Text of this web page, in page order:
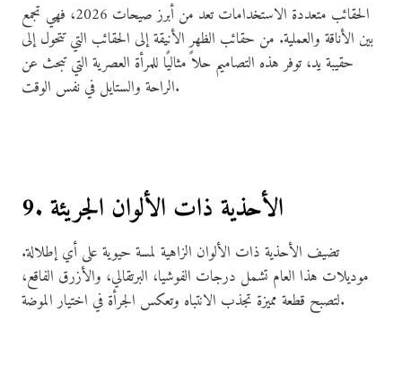
الحقائب متعددة الاستخدامات تعد من أبرز صيحات 2026، فهي تجمع
بين الأناقة والعملية. من حقائب الظهر الأنيقة إلى الحقائب التي تتحول إلى
حقيبة يد، توفر هذه التصاميم حلاً مثاليًا للمرأة العصرية التي تبحث عن
الراحة والستايل في نفس الوقت.
9. الأحذية ذات الألوان الجريئة
تضيف الأحذية ذات الألوان الزاهية لمسة حيوية على أي إطلالة.
موديلات هذا العام تشمل درجات الفوشيا، البرتقالي، والأزرق الفاقع،
لتصبح قطعة مميزة تجذب الانتباه وتعكس الجرأة في اختيار الموضة.